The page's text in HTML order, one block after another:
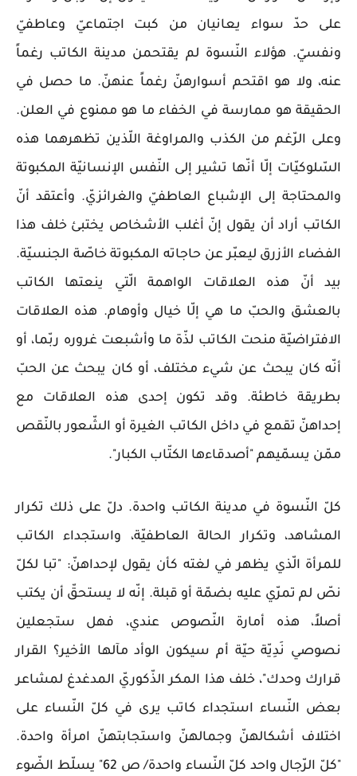
على حدّ سواء يعانيان من كبت اجتماعيّ وعاطفيّ
ونفسيّ. هؤلاء النّسوة لم يقتحمن مدينة الكاتب رغماً
عنه، ولا هو اقتحم أسوارهنّ رغماً عنهنّ. ما حصل في
الحقيقة هو ممارسة في الخفاء ما هو ممنوع في العلن.
وعلى الرّغم من الكذب والمراوغة اللّذين تظهرهما هذه
السّلوكيّات إلّا أنّها تشير إلى النّفس الإنسانيّة المكبوتة
والمحتاجة إلى الإشباع العاطفيّ والغرائزيّ. وأعتقد أنّ
الكاتب أراد أن يقول إنّ أغلب الأشخاص يختبئ خلف هذا
الفضاء الأزرق ليعبّر عن حاجاته المكبوتة خاصّة الجنسيّة.
بيد أنّ هذه العلاقات الواهمة الّتي ينعتها الكاتب
بالعشق والحبّ ما هي إلّا خيال وأوهام. هذه العلاقات
الافتراضيّة منحت الكاتب لذّة ما وأشبعت غروره ربّما، أو
أنّه كان يبحث عن شيء مختلف، أو كان يبحث عن الحبّ
بطريقة خاطئة. وقد تكون إحدى هذه العلاقات مع
إحداهنّ تقمع في داخل الكاتب الغيرة أو الشّعور بالنّقص
ممّن يسمّيهم "أصدقاءها الكتّاب الكبار".
كلّ النّسوة في مدينة الكاتب واحدة. دلّ على ذلك تكرار
المشاهد، وتكرار الحالة العاطفيّة، واستجداء الكاتب
للمرأة الّذي يظهر في لغته كأن يقول لإحداهنّ: "تبا لكلّ
نصّ لم تمرّي عليه بضمّة أو قبلة. إنّه لا يستحقّ أن يكتب
أصلاً، هذه أمارة النّصوص عندي، فهل ستجعلين
نصوصي نَدِيّة حيّة أم سيكون الوأد مآلها الأخير؟ القرار
قرارك وحدك"، خلف هذا المكر الذّكوريّ المدغدغ لمشاعر
بعض النّساء استجداء كاتب يرى في كلّ النّساء على
اختلاف أشكالهنّ وجمالهنّ واستجابتهنّ امرأة واحدة.
"كلّ الرّجال واحد كلّ النّساء واحدة/ ص 62" يسلّط الضّوء